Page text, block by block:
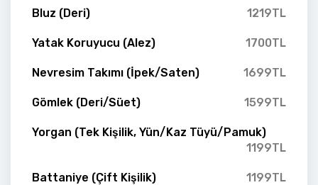
Bluz (Deri) 1219TL
Yatak Koruyucu (Alez) 1700TL
Nevresim Takımı (İpek/Saten) 1699TL
Gömlek (Deri/Süet) 1599TL
Yorgan (Tek Kişilik, Yün/Kaz Tüyü/Pamuk)
1199TL
Battaniye (Çift Kişilik) 1199TL